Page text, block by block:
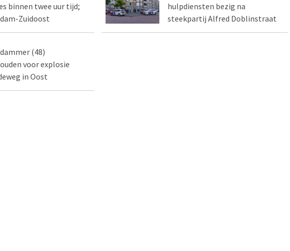
binnen twee uur tijd;
Zuidoost
hulpdiensten bezig na
steekpartij Alfred Doblinstraat
(48)
voor explosie
in Oost